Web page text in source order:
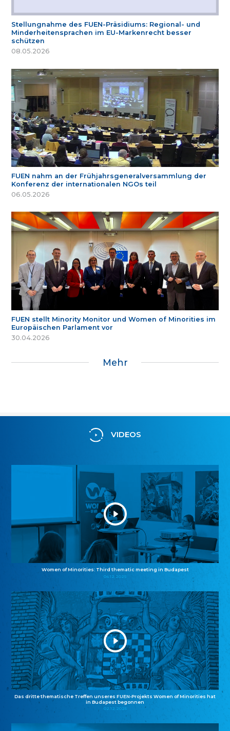
Stellungnahme des FUEN-Präsidiums: Regional- und
Minderheitensprachen im EU-Markenrecht besser
schützen
08.05.2026
FUEN nahm an der Frühjahrsgeneralversammlung der
Konferenz der internationalen NGOs teil
06.05.2026
FUEN stellt Minority Monitor und Women of Minorities im
Europäischen Parlament vor
30.04.2026
Mehr
VIDEOS
Women of Minorities: Third thematic meeting in Budapest
04.12.2025
Das dritte thematische Treffen unseres FUEN-Projekts Women of Minorities hat
in Budapest begonnen
02.12.2025